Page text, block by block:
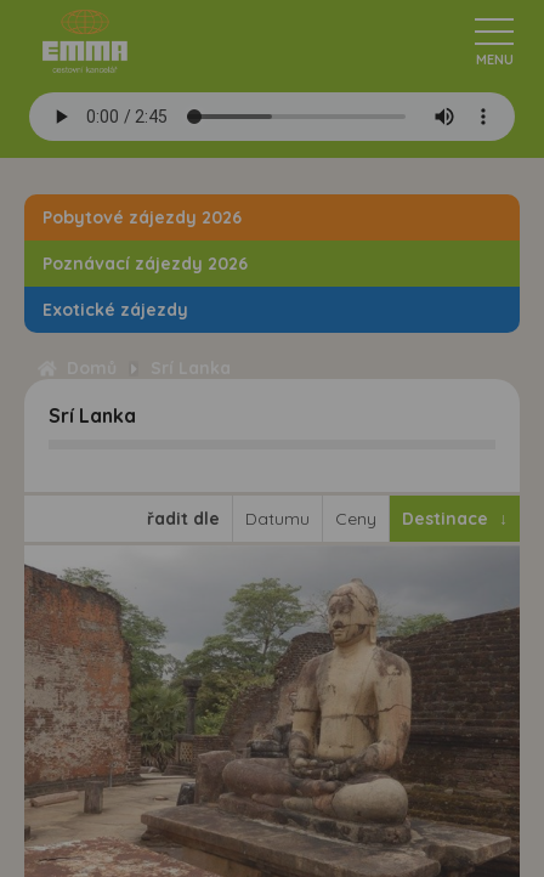
Pobytové zájezdy 2026
Poznávací zájezdy 2026
Exotické zájezdy
Srí Lanka
řadit dle Datumu Ceny Destinace